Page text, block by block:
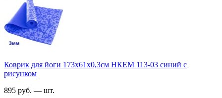
Коврик для йоги 173х61х0,3см НКЕМ 113-03 синий с
рисунком
895 руб. — шт.